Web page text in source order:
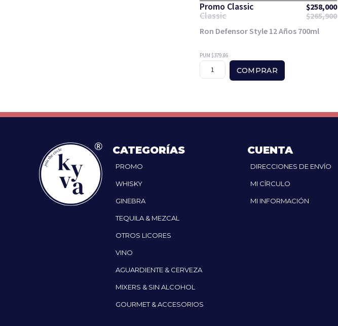
Promo Classic $258,000
Classic $265,900
Ron Defensor Style 12 Años 700ml
PUM $379.86
COMPRAR
CATEGORÍAS
PROMO
WHISKY
GINEBRA
TEQUILA & MEZCAL
OTROS LICORES
VINO
AGUARDIENTE & CERVEZA
MIXERS & SIN ALCOHOL
GOURMET & ACCESORIOS
CUENTA
DIRECCIONES DE ENVÍO
MI CÍRCULO
MI INFORMACIÓN